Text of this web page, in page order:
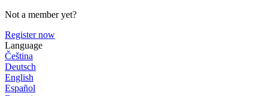
Not a member yet?
Register now
Language
Čeština
Deutsch
English
Español